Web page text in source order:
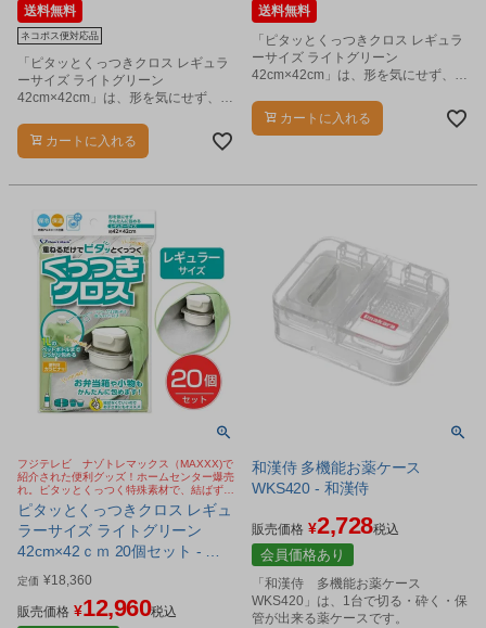
送料無料
ネコポス便対応品
「ピタッとくっつきクロス レギュラ
ーサイズ ライトグリーン
42cm×42cm」は、形を気にせず、包
冷・保温クロスです。
カートに入れる
送料無料
「ピタッとくっつきクロス レギュラ
ーサイズ ライトグリーン
42cm×42cm」は、形を気にせず、包
冷・保温クロスです。
カートに入れる
フジテレビ ナゾトレマックス（MAXXX)で
紹介された便利グッズ！ホームセンター爆売
れ。ピタッとくっつく特殊素材で、結ばず簡
単に包める保冷・保温クロス。お弁当箱や保
存容器、1Lペットボトルまでしっかり包み
ます
ピタッとくっつきクロス レギュ
ラーサイズ ライトグリーン
42cm×42ｃｍ 20個セット - ハ
ートマーク [便利グッズ/くっつ
くクロス]
定価 ¥18,360
販売価格 ¥12,960税込
和漢侍 多機能お薬ケース
WKS420 - 和漢侍
販売価格 ¥2,728税込
会員価格あり
「和漢侍 多機能お薬ケース
WKS420」は、1台で切る・砕く・保
管が出来る薬ケースです。